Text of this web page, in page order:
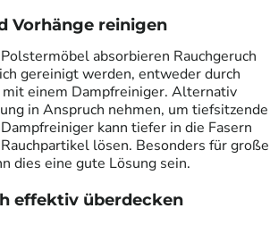
Vorhänge reinigen
absorbieren Rauchgeruch
gereinigt werden, entweder durch
einem Dampfreiniger. Alternativ
in Anspruch nehmen, um tiefsitzende
kann tiefer in die Fasern
lösen. Besonders für große
dies eine gute Lösung sein.
effektiv überdecken